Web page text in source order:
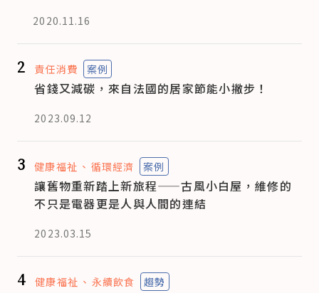
2020.11.16
2 責任消費 案例
省錢又減碳，來自法國的居家節能小撇步！
2023.09.12
3 健康福祉 循環經濟 案例
讓舊物重新踏上新旅程——古風小白屋，維修的
不只是電器更是人與人間的連結
2023.03.15
4 健康福祉 永續飲食 趨勢